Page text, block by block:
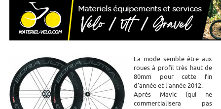
La mode semble être aux
roues à profil très haut de
80mm pour cette fin
d'année et l'année 2012.
Après Mavic (qui ne
commercialisera pas